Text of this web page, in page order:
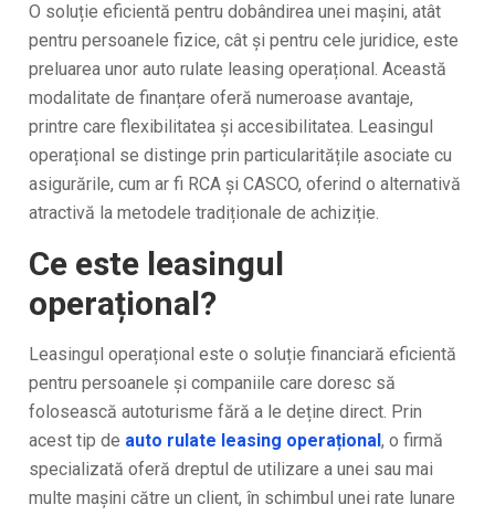
O soluție eficientă pentru dobândirea unei mașini, atât
pentru persoanele fizice, cât și pentru cele juridice, este
preluarea unor auto rulate leasing operațional. Această
modalitate de finanțare oferă numeroase avantaje,
printre care flexibilitatea și accesibilitatea. Leasingul
operațional se distinge prin particularitățile asociate cu
asigurările, cum ar fi RCA și CASCO, oferind o alternativă
atractivă la metodele tradiționale de achiziție.
Ce este leasingul
operațional?
Leasingul operațional este o soluție financiară eficientă
pentru persoanele și companiile care doresc să
folosească autoturisme fără a le deține direct. Prin
acest tip de auto rulate leasing operațional, o firmă
specializată oferă dreptul de utilizare a unei sau mai
multe mașini către un client, în schimbul unei rate lunare